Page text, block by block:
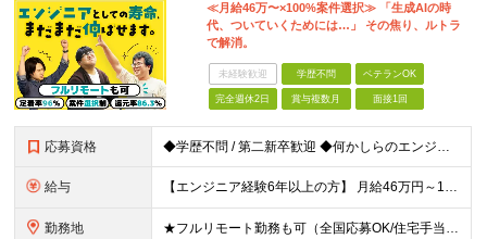
≪月給46万〜×100%案件選択≫ 「生成AIの時
代、ついていくためには…」 その焦り、ルトラ
で解消。
未経験歓迎 学歴不問 ベテランOK
完全週休2日 賞与複数月 面接1回
応募資格 ◆学歴不問 / 第二新卒歓迎 ◆何かしらのエンジニア経験をお持ちの方 （言語・期間・フェーズ不問） 経験浅めの方も遠慮なくご応募ください！ ■入社前Q＆A ────── ◎実力に見合った報酬が手に
給与 【エンジニア経験6年以上の方】 月給46万円～100万円（固定残業代含む） ※上記月給には月30時間分の固定残業代（月8万7,400円～月19万円）を含む。超過分は全額支給。 【エンジニア経験4年以
勤務地 ★フルリモート勤務も可（全国応募OK/住宅手当を支給します） ※案件によって常駐が必要になる場合があります。 ※希望がない限り、転勤はありません ※U・Iターン歓迎 ★ルトラの社員は全国各地で活躍中